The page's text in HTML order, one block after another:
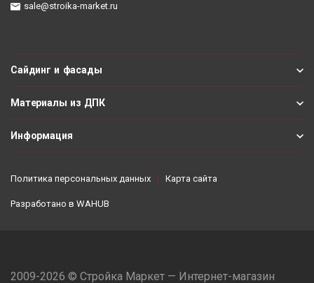
sale@stroika-market.ru
Сайдинг и фасады
Материалы из ДПК
Информация
Политика персональных данных Карта сайта
Разработано в WAHUB
2009-2026 © Стройка Маркет — Интернет-магазин